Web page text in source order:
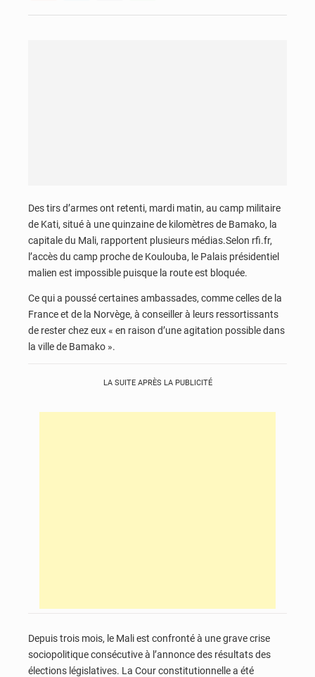
Des tirs d’armes ont retenti, mardi matin, au camp militaire
de Kati, situé à une quinzaine de kilomètres de Bamako, la
capitale du Mali, rapportent plusieurs médias.Selon rfi.fr,
l’accès du camp proche de Koulouba, le Palais présidentiel
malien est impossible puisque la route est bloquée.
Ce qui a poussé certaines ambassades, comme celles de la
France et de la Norvège, à conseiller à leurs ressortissants
de rester chez eux « en raison d’une agitation possible dans
la ville de Bamako ».
LA SUITE APRÈS LA PUBLICITÉ
Depuis trois mois, le Mali est confronté à une grave crise
sociopolitique consécutive à l’annonce des résultats des
élections législatives. La Cour constitutionnelle a été